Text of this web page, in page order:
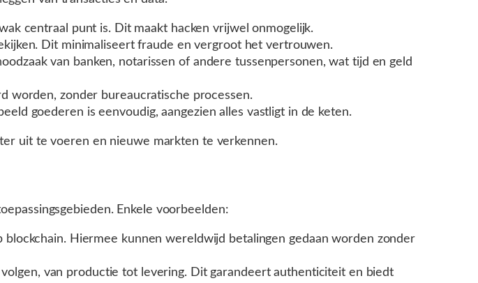
centraal punt is. Dit maakt hacken vrijwel onmogelijk.
Dit minimaliseert fraude en vergroot het vertrouwen.
van banken, notarissen of andere tussenpersonen, wat tijd en geld
worden, zonder bureaucratische processen.
goederen is eenvoudig, aangezien alles vastligt in de keten.
uit te voeren en nieuwe markten te verkennen.
Enkele voorbeelden:
Hiermee kunnen wereldwijd betalingen gedaan worden zonder
van productie tot levering. Dit garandeert authenticiteit en biedt